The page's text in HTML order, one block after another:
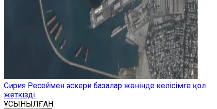
Сирия Ресеймен әскери базалар жөнінде келісімге қол
жеткізді
ҰСЫНЫЛҒАН